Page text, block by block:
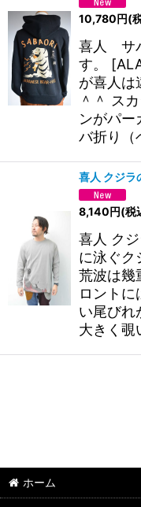
10,780円(
喜人 サ
す。
が喜人は
＾＾ ス
ンがパー
バ折り（
喜人 クジラ
8,140円(税
喜人 ク
に泳ぐク
荒波は幾
ロントに
い尾びれ
大きく覗
ホーム